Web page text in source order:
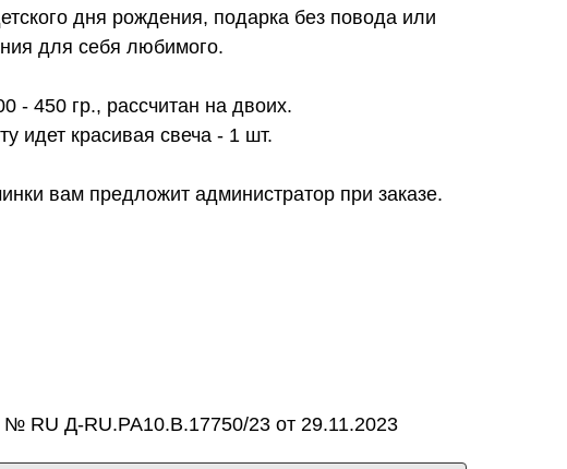
дня рождения, подарка без повода или
для себя любимого.
- 450 гр., рассчитан на двоих.
идет красивая свеча - 1 шт.
вам предложит администратор при заказе.
№ RU Д-RU.PA10.B.17750/23 от 29.11.2023